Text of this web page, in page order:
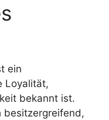
ein
Loyalität,
bekannt ist.
besitzergreifend,